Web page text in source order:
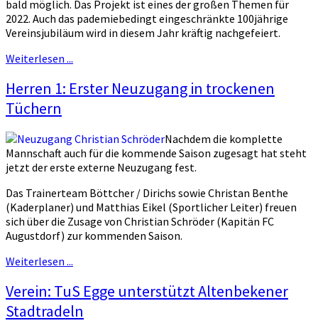
bald möglich. Das Projekt ist eines der großen Themen für
2022. Auch das pademiebedingt eingeschränkte 100jährige
Vereinsjubiläum wird in diesem Jahr kräftig nachgefeiert.
Weiterlesen ...
Herren 1: Erster Neuzugang in trockenen
Tüchern
Nachdem die komplette
Mannschaft auch für die kommende Saison zugesagt hat steht
jetzt der erste externe Neuzugang fest.
Das Trainerteam Böttcher / Dirichs sowie Christan Benthe
(Kaderplaner) und Matthias Eikel (Sportlicher Leiter) freuen
sich über die Zusage von Christian Schröder (Kapitän FC
Augustdorf) zur kommenden Saison.
Weiterlesen ...
Verein: TuS Egge unterstützt Altenbekener
Stadtradeln